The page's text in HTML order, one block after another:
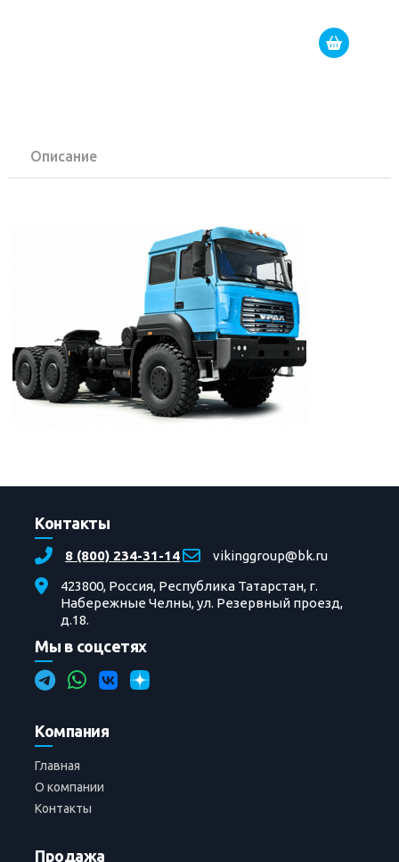
Описание
Контакты
8 (800) 234-31-14
vikinggroup@bk.ru
423800, Россия, Республика Татарстан, г.
Набережные Челны, ул. Резервный проезд,
д.18.
Мы в соцсетях
Компания
Главная
О компании
Контакты
Продажа